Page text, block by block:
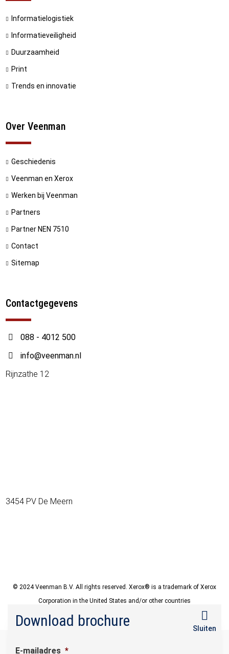
Informatielogistiek
Informatieveiligheid
Duurzaamheid
Print
Trends en innovatie
Over Veenman
Geschiedenis
Veenman en Xerox
Werken bij Veenman
Partners
Partner NEN 7510
Contact
Sitemap
Contactgegevens
088 - 4012 500
info@veenman.nl
Rijnzathe 12
3454 PV De Meern
© 2024 Veenman B.V. All rights reserved. Xerox® is a trademark of Xerox
Corporation in the United States and/or other countries
Disclaimer Privacy Policy
Download brochure Sluiten
E-mailadres *